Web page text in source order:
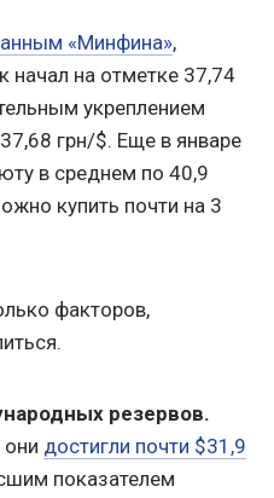
«Минфина»,
на отметке 37,74
укреплением
грн/$. Еще в январе
в среднем по 40,9
купить почти на 3
факторов,
резервов.
достигли почти $31,9
показателем